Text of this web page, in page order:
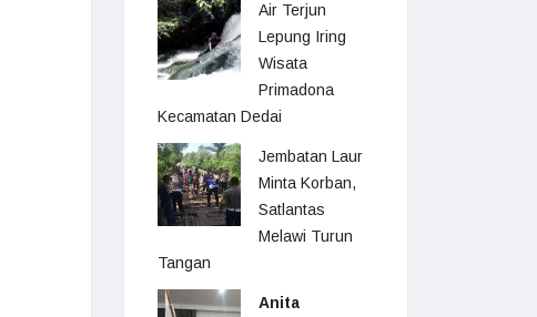
Air Terjun
Lepung Iring
Wisata
Primadona
Kecamatan Dedai
Jembatan Laur
Minta Korban,
Satlantas
Melawi Turun
Tangan
Anita